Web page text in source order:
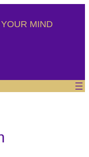
MIND